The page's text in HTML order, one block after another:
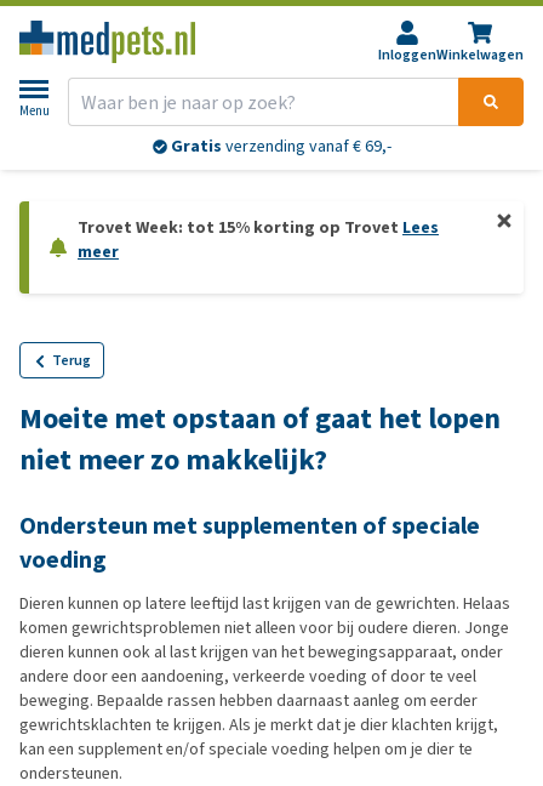
InloggenWinkelwagen
Menu
Gratis verzending vanaf € 69,-
Trovet Week: tot 15% korting op Trovet Lees
meer
Terug
Moeite met opstaan of gaat het lopen
niet meer zo makkelijk?
Ondersteun met supplementen of speciale
voeding
Dieren kunnen op latere leeftijd last krijgen van de gewrichten. Helaas
komen gewrichtsproblemen niet alleen voor bij oudere dieren. Jonge
dieren kunnen ook al last krijgen van het bewegingsapparaat, onder
andere door een aandoening, verkeerde voeding of door te veel
beweging. Bepaalde rassen hebben daarnaast aanleg om eerder
gewrichtsklachten te krijgen. Als je merkt dat je dier klachten krijgt,
kan een supplement en/of speciale voeding helpen om je dier te
ondersteunen.